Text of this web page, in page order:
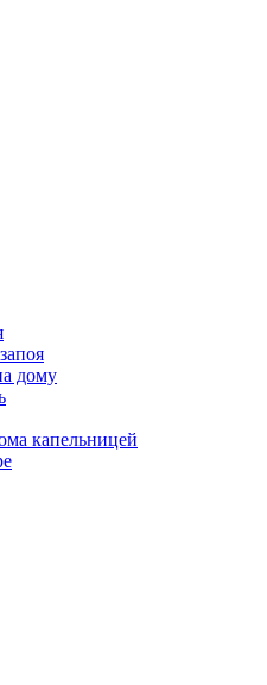
дому
капельницей